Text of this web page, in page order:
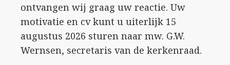
ontvangen wij graag uw reactie. Uw
motivatie en cv kunt u uiterlijk 15
augustus 2026 sturen naar mw. G.W.
Wernsen, secretaris van de kerkenraad.